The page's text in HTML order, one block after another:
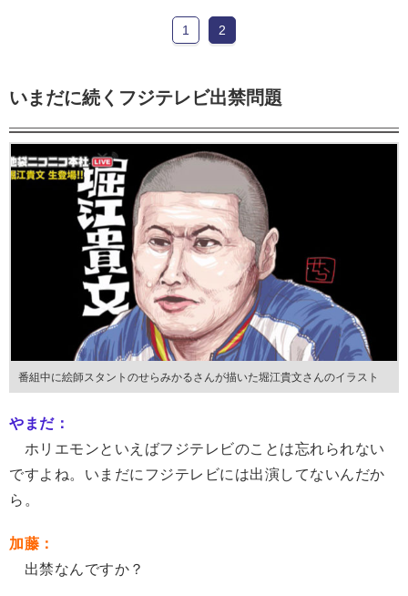
1 2
いまだに続くフジテレビ出禁問題
番組中に絵師スタントのせらみかるさんが描いた堀江貴文さんのイラスト
やまだ：
ホリエモンといえばフジテレビのことは忘れられない
ですよね。いまだにフジテレビには出演してないんだか
ら。
加藤：
出禁なんですか？